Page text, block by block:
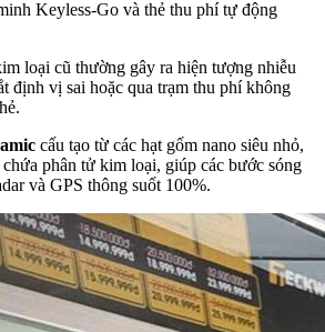
Keyless-Go và thẻ thu phí tự động
loại cũ thường gây ra hiện tượng nhiễu
định vị sai hoặc qua trạm thu phí không
cấu tạo từ các hạt gốm nano siêu nhỏ,
phân tử kim loại, giúp các bước sóng
và GPS thông suốt 100%.